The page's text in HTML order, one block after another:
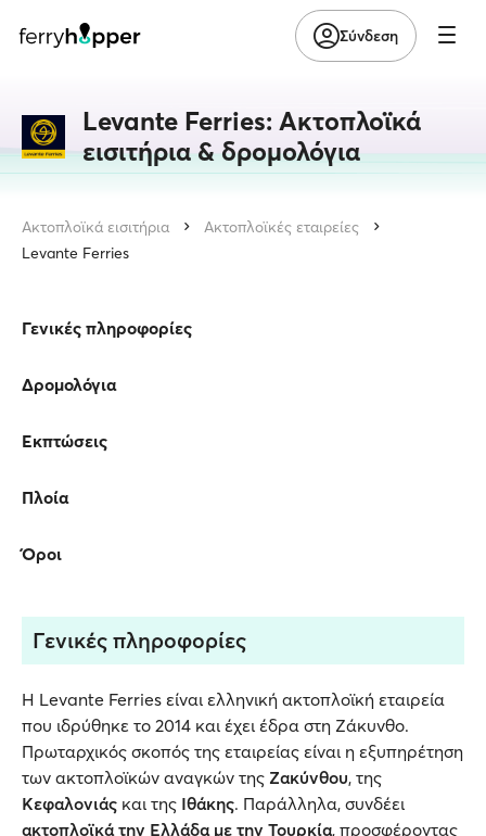
Σύνδεση
Levante Ferries: Ακτοπλοϊκά
εισιτήρια & δρομολόγια
Ακτοπλοϊκά εισιτήρια
Ακτοπλοϊκές εταιρείες
Levante Ferries
Γενικές πληροφορίες
Δρομολόγια
Εκπτώσεις
Πλοία
Όροι
Γενικές πληροφορίες
Η Levante Ferries είναι ελληνική ακτοπλοϊκή εταιρεία
που ιδρύθηκε το 2014 και έχει έδρα στη Ζάκυνθο.
Πρωταρχικός σκοπός της εταιρείας είναι η εξυπηρέτηση
των ακτοπλοϊκών αναγκών της Ζακύνθου, της
Κεφαλονιάς και της Ιθάκης. Παράλληλα, συνδέει
ακτοπλοϊκά την Ελλάδα με την Τουρκία, προσφέροντας